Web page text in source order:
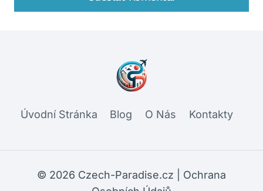
Úvodní Stránka Blog O Nás Kontakty
© 2026 Czech-Paradise.cz | Ochrana